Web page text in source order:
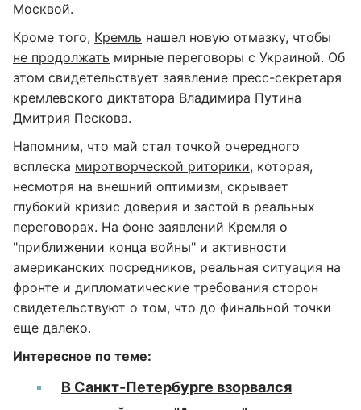
Москвой.
Кроме того, Кремль нашел новую отмазку, чтобы
не продолжать мирные переговоры с Украиной. Об
этом свидетельствует заявление пресс-секретаря
кремлевского диктатора Владимира Путина
Дмитрия Пескова.
Напомним, что май стал точкой очередного
всплеска миротворческой риторики, которая,
несмотря на внешний оптимизм, скрывает
глубокий кризис доверия и застой в реальных
переговорах. На фоне заявлений Кремля о
"приближении конца войны" и активности
американских посредников, реальная ситуация на
фронте и дипломатические требования сторон
свидетельствуют о том, что до финальной точки
еще далеко.
Интересное по теме:
В Санкт-Петербурге взорвался